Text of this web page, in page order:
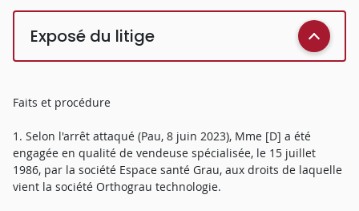
Exposé du litige
Faits et procédure
1. Selon l'arrêt attaqué (Pau, 8 juin 2023), Mme [D] a été
engagée en qualité de vendeuse spécialisée, le 15 juillet
1986, par la société Espace santé Grau, aux droits de laquelle
vient la société Orthograu technologie.